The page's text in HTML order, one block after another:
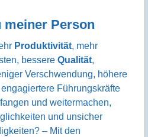
meiner Person
Produktivität, mehr
bessereQualität,
Verschwendung, höhere
engagiertere Führungskräfte
und weitermachen,
und unsicher
– Mit den